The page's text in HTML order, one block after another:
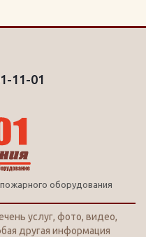
11-01
оборудования
услуг, фото, видео,
другая информация